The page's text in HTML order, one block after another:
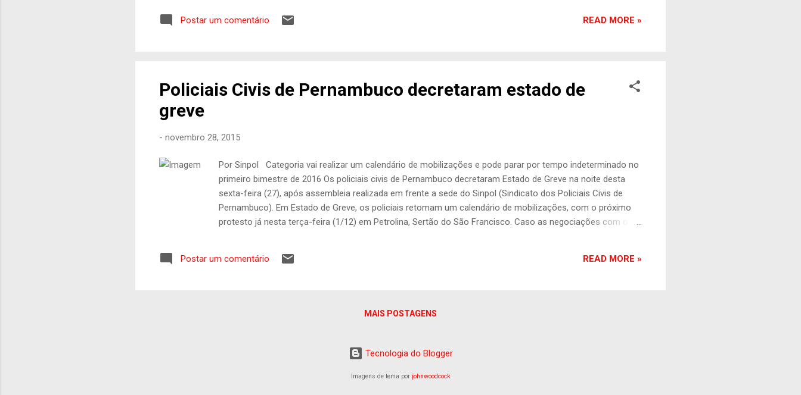
sem sucesso, estabelecer um canal de negociação concreto com o Governo do Estado acerca do Plano
Postar um comentário READ MORE »
Policiais Civis de Pernambuco decretaram estado de
greve
- novembro 28, 2015
Por Sinpol Categoria vai realizar um calendário de mobilizações e pode parar por tempo indeterminado no
primeiro bimestre de 2016 Os policiais civis de Pernambuco decretaram Estado de Greve na noite desta
sexta-feira (27), após assembleia realizada em frente a sede do Sinpol (Sindicato dos Policiais Civis de
Pernambuco). Em Estado de Greve, os policiais retomam um calendário de mobilizações, com o próximo
protesto já nesta terça-feira (1/12) em Petrolina, Sertão do São Francisco. Caso as negociações com o
nossas atividades”, disse Áureo Cisneiro, presidente do Sinpol. “A gente está dando um prazo grande para
Postar um comentário READ MORE »
MAIS POSTAGENS
Tecnologia do Blogger
Imagens de tema por johnwoodcock